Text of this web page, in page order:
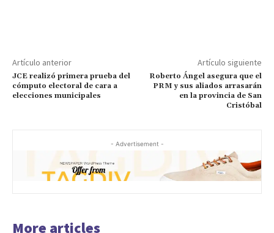
Artículo anterior
JCE realizó primera prueba del
cómputo electoral de cara a
elecciones municipales
Artículo siguiente
Roberto Ángel asegura que el
PRM y sus aliados arrasarán
en la provincia de San
Cristóbal
- Advertisement -
More articles